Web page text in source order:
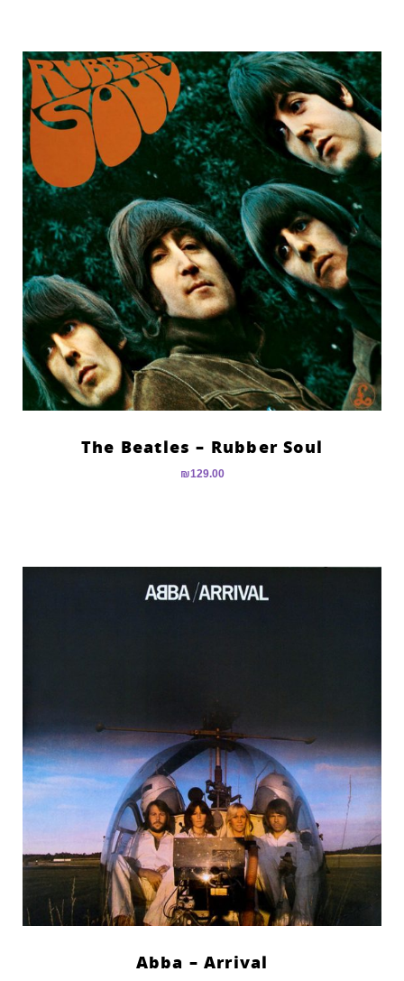
The Beatles – Rubber Soul
₪129.00
Abba – Arrival